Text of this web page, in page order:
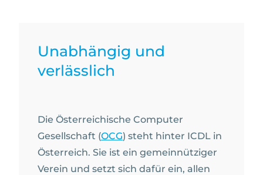
Unabhängig und
verlässlich
Die Österreichische Computer
Gesellschaft (OCG) steht hinter ICDL in
Österreich. Sie ist ein gemeinnütziger
Verein und setzt sich dafür ein, allen